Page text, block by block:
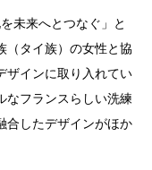
未来へとつなぐ」と
（タイ族）の女性と協
ザインに取り入れてい
なフランスらしい洗練
合したデザインがほか